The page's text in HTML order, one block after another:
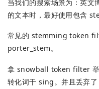
当我们的搜索场景为：英文
的文本时，最好使用包含
常见的 stemming token
porter_stem。
拿 snowball token filter
转化词干 sing。并且丢弃